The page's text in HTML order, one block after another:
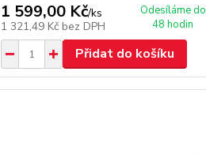
1 599,00 Kč/ks
1 321,49 Kč bez DPH
Odesíláme do
48 hodin
Přidat do košíku